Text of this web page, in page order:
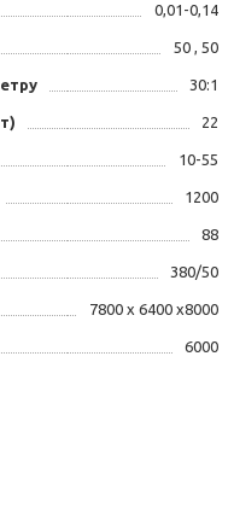
0,01-0,14
50 , 50
30:1
22
10-55
1200
88
380/50
7800 х 6400 х8000
6000